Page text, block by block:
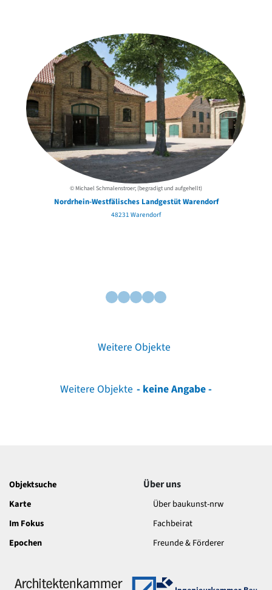
© Michael Schmalenstroer; (begradigt und aufgehellt)
Nordrhein-Westfälisches Landgestüt Warendorf
48231 Warendorf
Weitere Objekte
Weitere Objekte - keine Angabe -
Objektsuche
Karte
Im Fokus
Epochen
Über uns
Über baukunst-nrw
Fachbeirat
Freunde & Förderer